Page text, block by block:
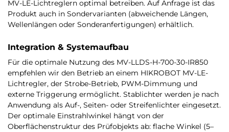
MV-LE-Lichtreglern optimal betreiben. Auf Anfrage ist das
Produkt auch in Sondervarianten (abweichende Längen,
Wellenlängen oder Sonderanfertigungen) erhältlich.
Integration & Systemaufbau
Für die optimale Nutzung des MV-LLDS-H-700-30-IR850
empfehlen wir den Betrieb an einem HIKROBOT MV-LE-
Lichtregler, der Strobe-Betrieb, PWM-Dimmung und
externe Triggerung ermöglicht. Stablichter werden je nach
Anwendung als Auf-, Seiten- oder Streifenlichter eingesetzt.
Der optimale Einstrahlwinkel hängt von der
Oberflächenstruktur des Prüfobjekts ab: flache Winkel (5–